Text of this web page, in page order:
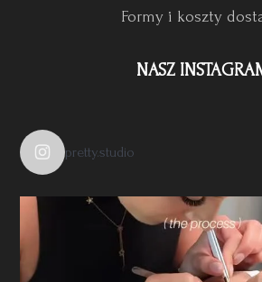
Formy i koszty
NASZ
pretty.studio